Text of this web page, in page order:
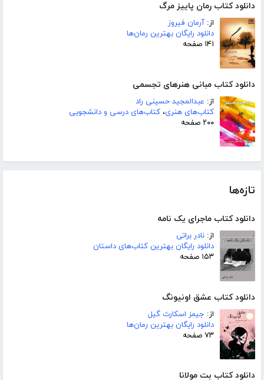
دانلود کتاب رمان پاییز مرگ
از: آرمان فیروز
دانلود رایگان بهترین رمان‌ها
۱۴۱ صفحه
دانلود کتاب مبانی هنرهای تجسمی
از: عبدالمجید حسینی راد
کتاب‌های هنری، کتاب‌های درسی و دانشجویی
۲۰۰ صفحه
تازه‌ها
دانلود کتاب ماجرای یک نامه
از: نادر براتی
دانلود رایگان بهترین کتاب‌های داستان
۱۵۳ صفحه
دانلود کتاب عشق اونیونگ
از: جیمز اسکارث گیل
دانلود رایگان بهترین رمان‌ها
۷۳ صفحه
دانلود کتاب بت مولانا